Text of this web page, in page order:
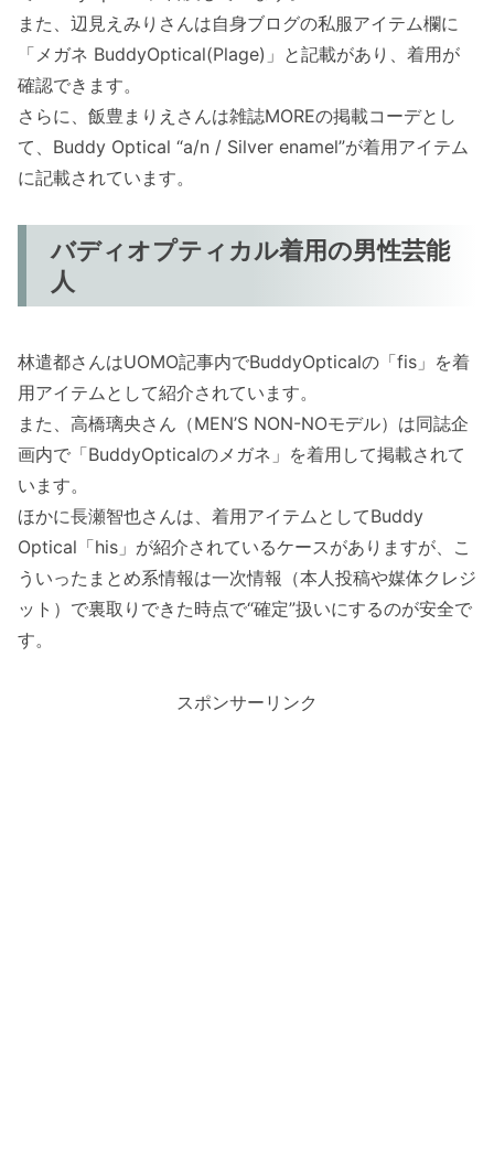
また、辺見えみりさんは自身ブログの私服アイテム欄に
「メガネ BuddyOptical(Plage)」と記載があり、着用が
確認できます。
さらに、飯豊まりえさんは雑誌MOREの掲載コーデとし
て、Buddy Optical “a/n / Silver enamel”が着用アイテム
に記載されています。
バディオプティカル着用の男性芸能
人
林遣都さんはUOMO記事内でBuddyOpticalの「fis」を着
用アイテムとして紹介されています。
また、高橋璃央さん（MEN’S NON-NOモデル）は同誌企
画内で「BuddyOpticalのメガネ」を着用して掲載されて
います。
ほかに長瀬智也さんは、着用アイテムとしてBuddy
Optical「his」が紹介されているケースがありますが、こ
ういったまとめ系情報は一次情報（本人投稿や媒体クレジ
ット）で裏取りできた時点で“確定”扱いにするのが安全で
す。
スポンサーリンク